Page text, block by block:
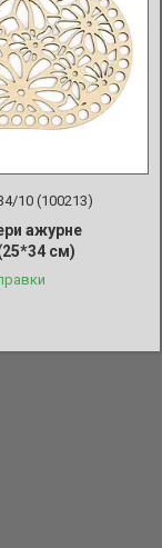
10 (100213)
ажурне
см)